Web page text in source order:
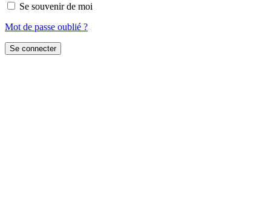
Se souvenir de moi
Mot de passe oublié ?